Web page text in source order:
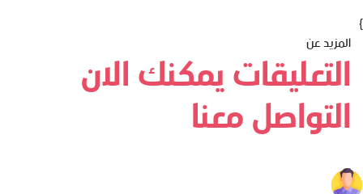
}
المزيد عن
التعليقات يمكنك الان
التواصل معنا